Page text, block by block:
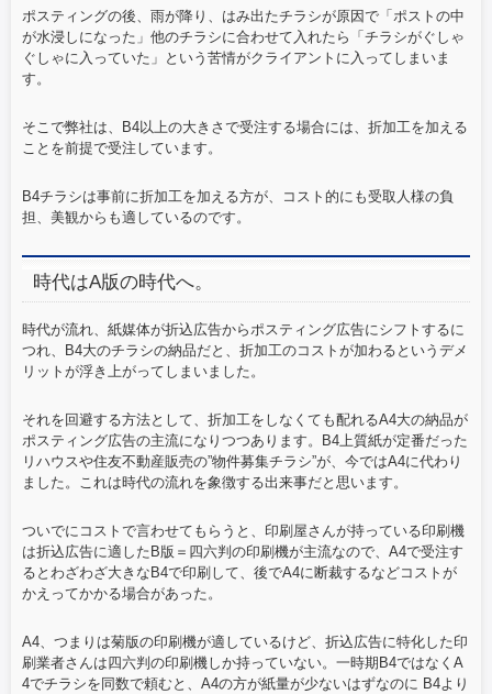
ポスティングの後、雨が降り、はみ出たチラシが原因で「ポストの中
が水浸しになった」他のチラシに合わせて入れたら「チラシがぐしゃ
ぐしゃに入っていた」という苦情がクライアントに入ってしまいま
す。
そこで弊社は、B4以上の大きさで受注する場合には、折加工を加える
ことを前提で受注しています。
B4チラシは事前に折加工を加える方が、コスト的にも受取人様の負
担、美観からも適しているのです。
時代はA版の時代へ。
時代が流れ、紙媒体が折込広告からポスティング広告にシフトするに
つれ、B4大のチラシの納品だと、折加工のコストが加わるというデメ
リットが浮き上がってしまいました。
それを回避する方法として、折加工をしなくても配れるA4大の納品が
ポスティング広告の主流になりつつあります。B4上質紙が定番だった
リハウスや住友不動産販売の”物件募集チラシ”が、今ではA4に代わり
ました。これは時代の流れを象徴する出来事だと思います。
ついでにコストで言わせてもらうと、印刷屋さんが持っている印刷機
は折込広告に適したB版＝四六判の印刷機が主流なので、A4で受注す
るとわざわざ大きなB4で印刷して、後でA4に断裁するなどコストが
かえってかかる場合があった。
A4、つまりは菊版の印刷機が適しているけど、折込広告に特化した印
刷業者さんは四六判の印刷機しか持っていない。一時期B4ではなくA
4でチラシを同数で頼むと、A4の方が紙量が少ないはずなのに B4より